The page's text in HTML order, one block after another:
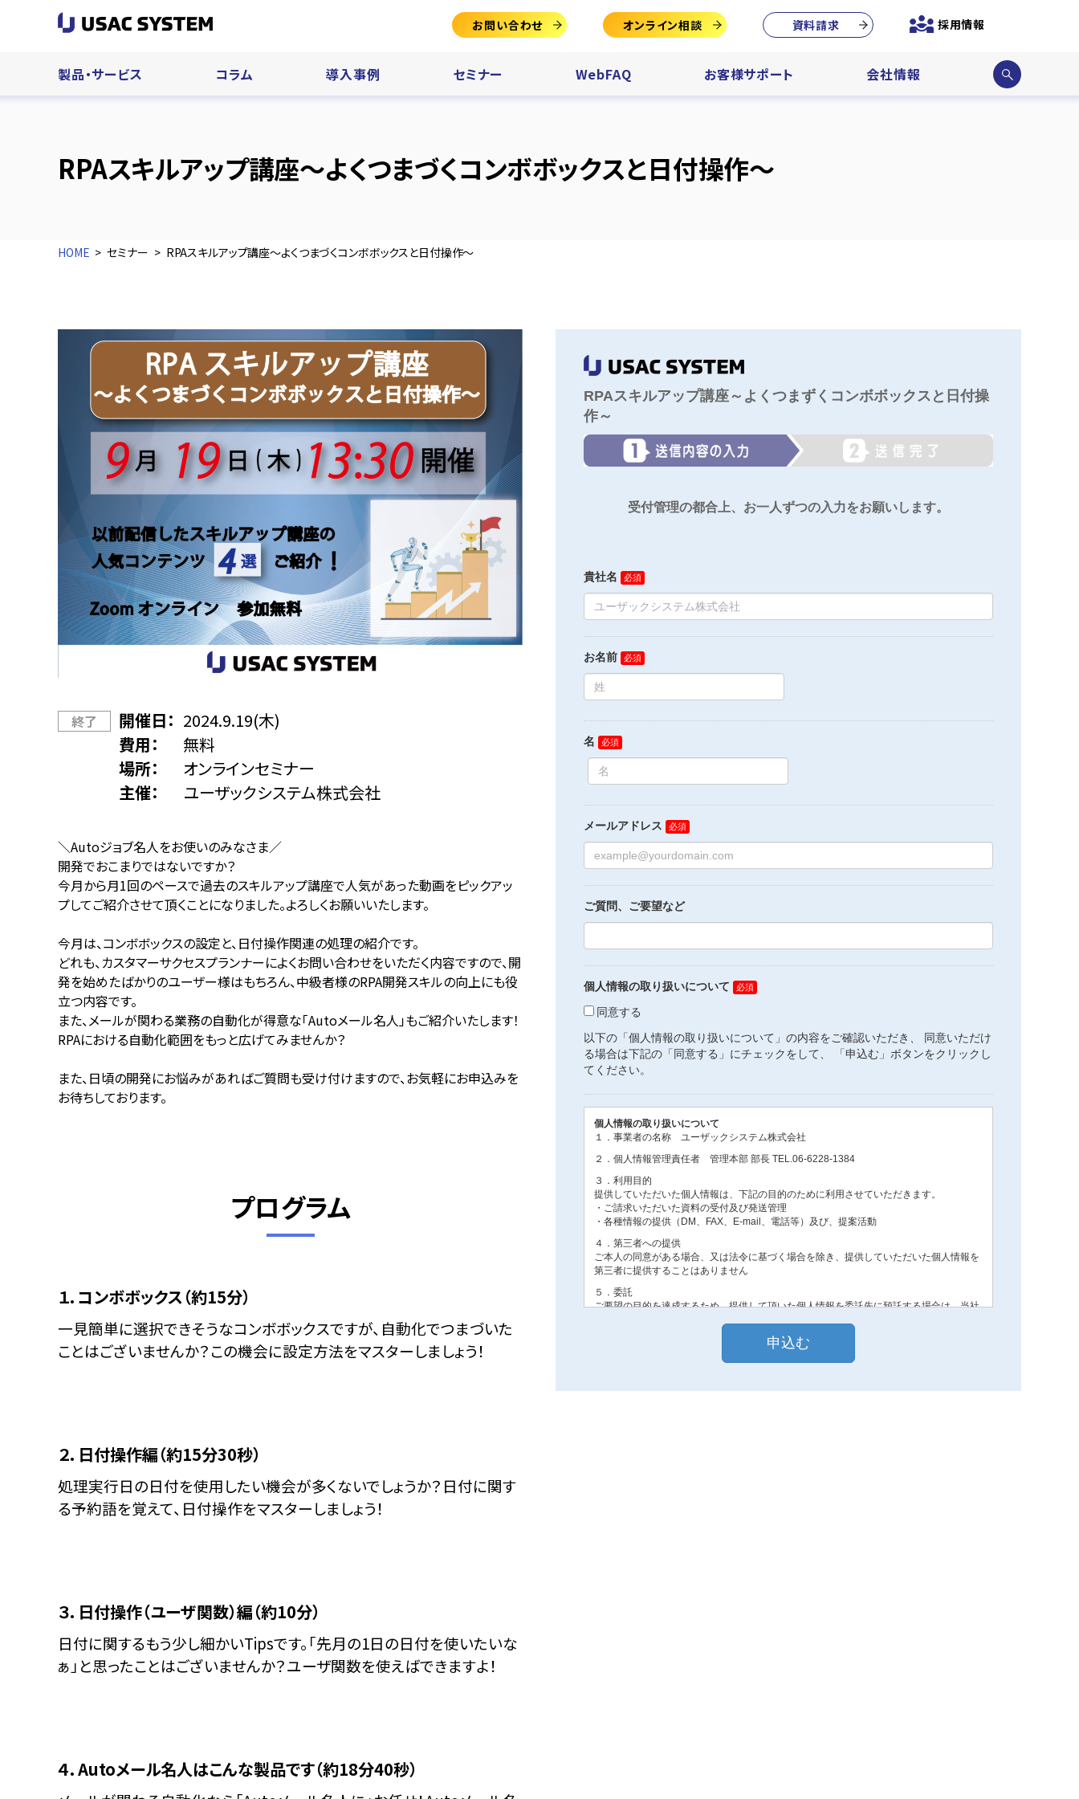
製品・サービス コラム 導入事例 セミナー WebFAQ お客様サポート 会社情報
サイ
ト内
お問い合わせ オンライン相談 資料請求 採用情報
RPAスキルアップ講座～よくつまづくコンボボックスと日付操作～
HOME セミナー RPAスキルアップ講座～よくつまづくコンボボックスと日付操作～
終了 開催日
2024.9.19(木)
費用
無料
場所
オンラインセミナー
主催
ユーザックシステム株式会社
＼Autoジョブ名人をお使いのみなさま／
開発でおこまりではないですか？
今月から月1回のペースで過去のスキルアップ講座で人気があった動画をピックアッ
プしてご紹介させて頂くことになりました。よろしくお願いいたします。
今月は、コンボボックスの設定と、日付操作関連の処理の紹介です。
どれも、カスタマーサクセスプランナーによくお問い合わせをいただく内容ですので、開
発を始めたばかりのユーザー様はもちろん、中級者様のRPA開発スキルの向上にも役
立つ内容です。
また、メールが関わる業務の自動化が得意な「Autoメール名人」もご紹介いたします！
RPAにおける自動化範囲をもっと広げてみませんか？
また、日頃の開発にお悩みがあればご質問も受け付けますので、お気軽にお申込みを
お待ちしております。
プログラム
１．コンボボックス（約15分）
一見簡単に選択できそうなコンボボックスですが、自動化でつまづいた
ことはございませんか？この機会に設定方法をマスターしましょう！
２．日付操作編（約15分30秒）
処理実行日の日付を使用したい機会が多くないでしょうか？日付に関す
る予約語を覚えて、日付操作をマスターしましょう！
３．日付操作（ユーザ関数）編（約10分）
日付に関するもう少し細かいTipsです。「先月の1日の日付を使いたいな
ぁ」と思ったことはございませんか？ユーザ関数を使えばできますよ！
４．Autoメール名人はこんな製品です（約18分40秒）